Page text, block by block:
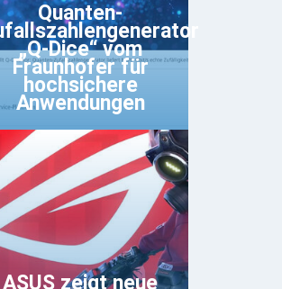
Quanten-
„Q-Dice“ vom
Fraunhofer für
hochsichere
Anwendungen
ASUS zeigt neue